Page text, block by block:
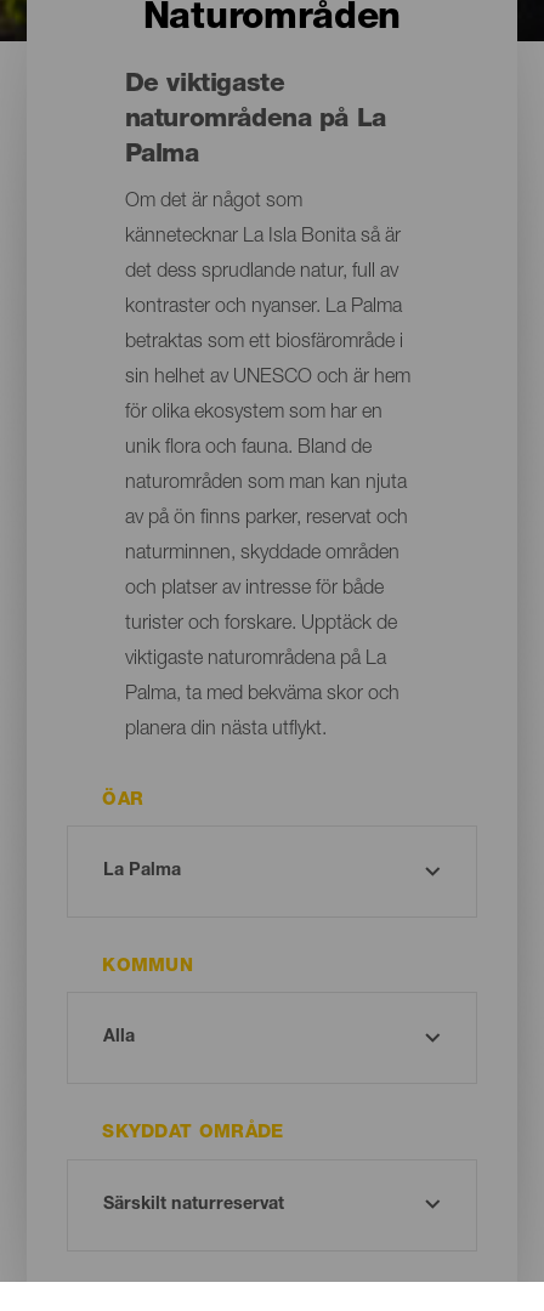
Naturområden
De viktigaste
naturområdena på La
Palma
Om det är något som
kännetecknar La Isla Bonita så är
det dess sprudlande natur, full av
kontraster och nyanser. La Palma
betraktas som ett biosfärområde i
sin helhet av UNESCO och är hem
för olika ekosystem som har en
unik flora och fauna. Bland de
naturområden som man kan njuta
av på ön finns parker, reservat och
naturminnen, skyddade områden
och platser av intresse för både
turister och forskare. Upptäck de
viktigaste naturområdena på La
Palma, ta med bekväma skor och
planera din nästa utflykt.
ÖAR
KOMMUN
SKYDDAT OMRÅDE